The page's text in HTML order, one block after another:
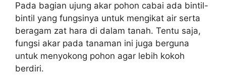
Pada bagian ujung akar pohon cabai ada bintil-
bintil yang fungsinya untuk mengikat air serta
beragam zat hara di dalam tanah. Tentu saja,
fungsi akar pada tanaman ini juga berguna
untuk menyokong pohon agar lebih kokoh
berdiri.